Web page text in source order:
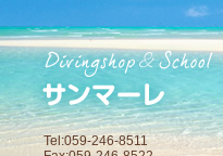
Tel:059-246-8511